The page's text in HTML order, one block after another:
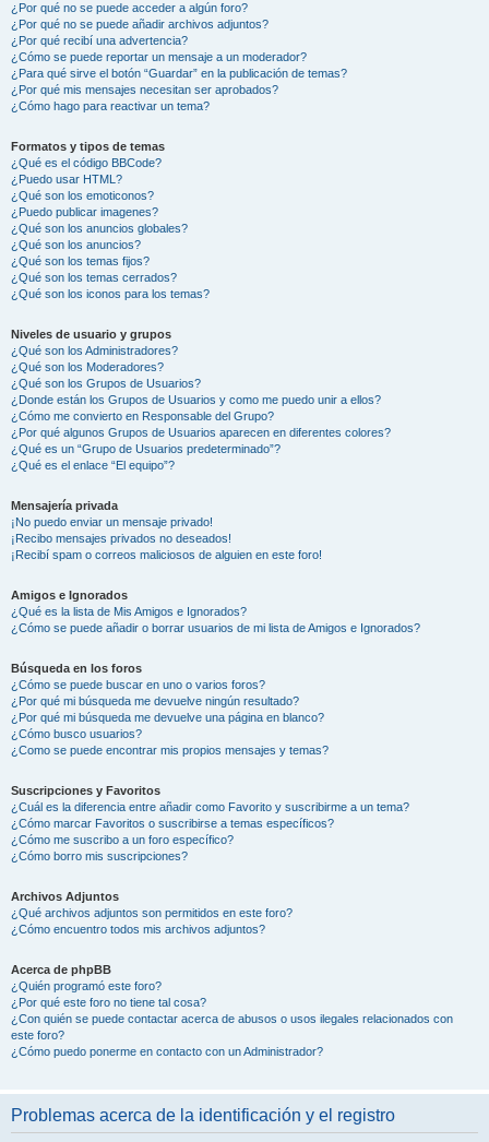
¿Por qué no se puede acceder a algún foro?
¿Por qué no se puede añadir archivos adjuntos?
¿Por qué recibí una advertencia?
¿Cómo se puede reportar un mensaje a un moderador?
¿Para qué sirve el botón “Guardar” en la publicación de temas?
¿Por qué mis mensajes necesitan ser aprobados?
¿Cómo hago para reactivar un tema?
Formatos y tipos de temas
¿Qué es el código BBCode?
¿Puedo usar HTML?
¿Qué son los emoticonos?
¿Puedo publicar imagenes?
¿Qué son los anuncios globales?
¿Qué son los anuncios?
¿Qué son los temas fijos?
¿Qué son los temas cerrados?
¿Qué son los iconos para los temas?
Niveles de usuario y grupos
¿Qué son los Administradores?
¿Qué son los Moderadores?
¿Qué son los Grupos de Usuarios?
¿Donde están los Grupos de Usuarios y como me puedo unir a ellos?
¿Cómo me convierto en Responsable del Grupo?
¿Por qué algunos Grupos de Usuarios aparecen en diferentes colores?
¿Qué es un “Grupo de Usuarios predeterminado”?
¿Qué es el enlace “El equipo”?
Mensajería privada
¡No puedo enviar un mensaje privado!
¡Recibo mensajes privados no deseados!
¡Recibí spam o correos maliciosos de alguien en este foro!
Amigos e Ignorados
¿Qué es la lista de Mis Amigos e Ignorados?
¿Cómo se puede añadir o borrar usuarios de mi lista de Amigos e Ignorados?
Búsqueda en los foros
¿Cómo se puede buscar en uno o varios foros?
¿Por qué mi búsqueda me devuelve ningún resultado?
¿Por qué mi búsqueda me devuelve una página en blanco?
¿Cómo busco usuarios?
¿Como se puede encontrar mis propios mensajes y temas?
Suscripciones y Favoritos
¿Cuál es la diferencia entre añadir como Favorito y suscribirme a un tema?
¿Cómo marcar Favoritos o suscribirse a temas específicos?
¿Cómo me suscribo a un foro específico?
¿Cómo borro mis suscripciones?
Archivos Adjuntos
¿Qué archivos adjuntos son permitidos en este foro?
¿Cómo encuentro todos mis archivos adjuntos?
Acerca de phpBB
¿Quién programó este foro?
¿Por qué este foro no tiene tal cosa?
¿Con quién se puede contactar acerca de abusos o usos ilegales relacionados con
este foro?
¿Cómo puedo ponerme en contacto con un Administrador?
Problemas acerca de la identificación y el registro